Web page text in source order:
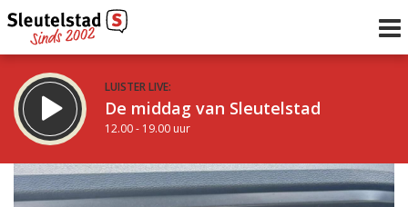
LUISTER LIVE:
De middag van Sleutelstad
12.00 - 19.00 uur
STRAKS:
De avond van Sleutelstad